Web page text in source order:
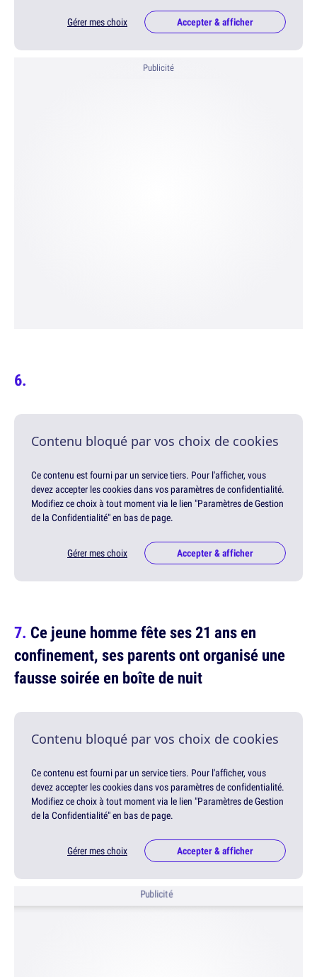
Gérer mes choix Accepter & afficher
Publicité
Contenu bloqué par vos choix de cookies
Ce contenu est fourni par un service tiers. Pour l'afficher, vous
devez accepter les cookies dans vos paramètres de confidentialité.
Modifiez ce choix à tout moment via le lien "Paramètres de Gestion
de la Confidentialité" en bas de page.
Gérer mes choix Accepter & afficher
Ce jeune homme fête ses 21 ans en
confinement, ses parents ont organisé une
fausse soirée en boîte de nuit
Contenu bloqué par vos choix de cookies
Ce contenu est fourni par un service tiers. Pour l'afficher, vous
devez accepter les cookies dans vos paramètres de confidentialité.
Modifiez ce choix à tout moment via le lien "Paramètres de Gestion
de la Confidentialité" en bas de page.
Gérer mes choix Accepter & afficher
Publicité